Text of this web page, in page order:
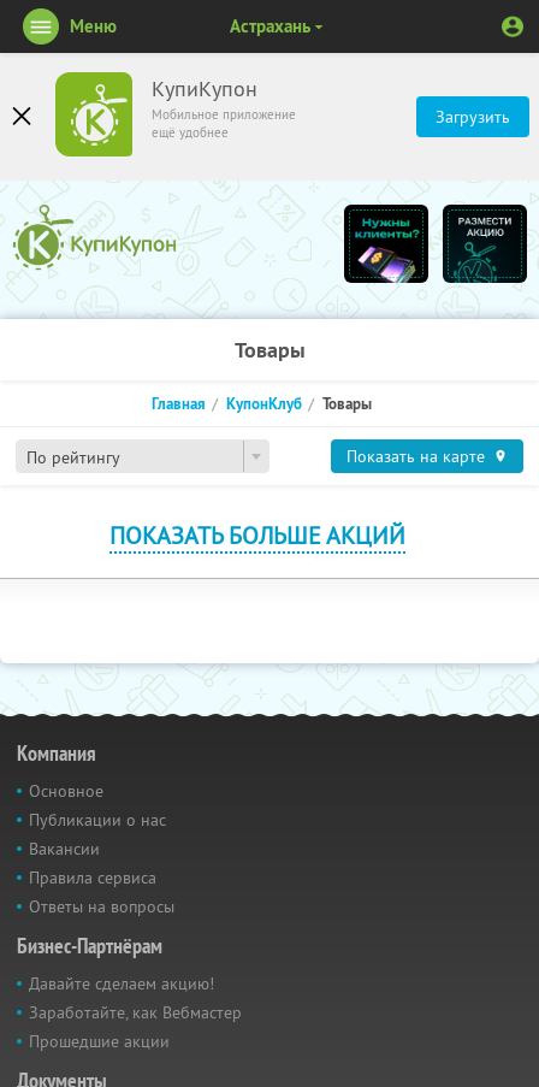
КупиКупон
Мобильное приложение
ещё удобнее
Загрузить
Меню Астрахань
Товары
По рейтингу
Главная КупонКлуб Товары
Показать на карте
ПОКАЗАТЬ БОЛЬШЕ АКЦИЙ
Компания
Основное
Публикации о нас
Вакансии
Правила сервиса
Ответы на вопросы
Бизнес-Партнёрам
Давайте сделаем акцию!
Заработайте, как Вебмастер
Прошедшие акции
Документы